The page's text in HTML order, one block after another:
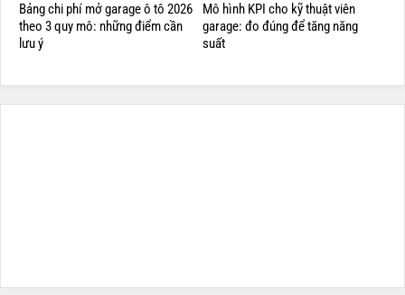
Bảng chi phí mở garage ô tô 2026
theo 3 quy mô: những điểm cần
lưu ý
Mô hình KPI cho kỹ thuật viên
garage: đo đúng để tăng năng
suất